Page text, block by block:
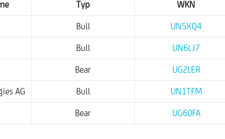
Typ WKN
Bull UN5XQ4
Bull UN6LJ7
Bear UG2LER
AG Bull UN1TFM
Bear UG60FA